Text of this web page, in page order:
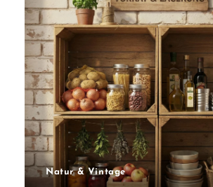
Natur & Vintage